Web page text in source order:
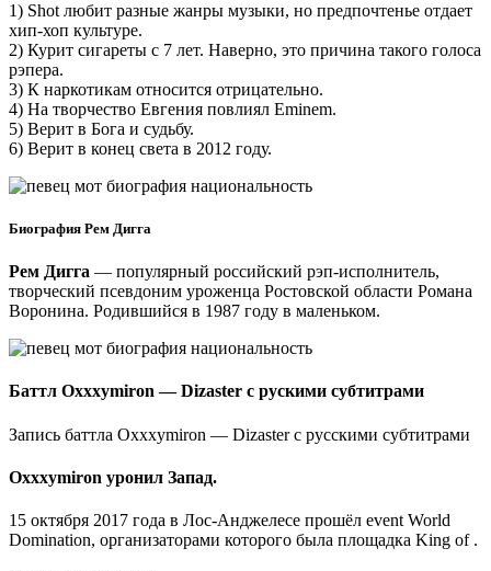
1) Shot любит разные жанры музыки, но предпочтенье отдает
хип-хоп культуре.
2) Курит сигареты с 7 лет. Наверно, это причина такого голоса
рэпера.
3) К наркотикам относится отрицательно.
4) На творчество Евгения повлиял Eminem.
5) Верит в Бога и судьбу.
6) Верит в конец света в 2012 году.
Биография Рем Дигга
Рем Дигга — популярный российский рэп-исполнитель,
творческий псевдоним уроженца Ростовской области Романа
Воронина. Родившийся в 1987 году в маленьком.
Баттл Oxxxymiron — Dizaster с рускими субтитрами
Запись баттла Oxxxymiron — Dizaster с русскими субтитрами
Oxxxymiron уронил Запад.
15 октября 2017 года в Лос-Анджелесе прошёл event World
Domination, организаторами которого была площадка King of .